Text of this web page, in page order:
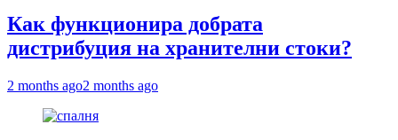
Как функционира добрата
дистрибуция на хранителни стоки?
2 months ago2 months ago